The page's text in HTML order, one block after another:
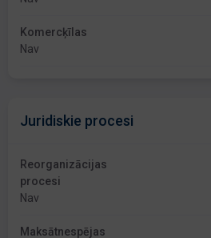
Komercķīlas
Nav
Juridiskie procesi
Reorganizācijas
procesi
Nav
Maksātnespējas